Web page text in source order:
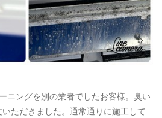
・お問い合わせ
396-620
RESERVE
ニングを別の業者でしたお客様。臭い
ただきました。通常通りに施工して